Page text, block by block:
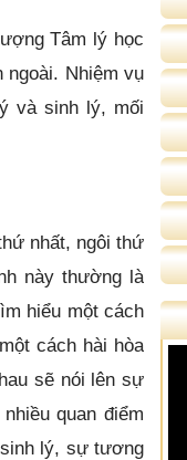
Tâm lý học
Nhiệm vụ
và sinh lý, mối
nhất, ngôi thứ
này thường là
hiểu một cách
cách hài hòa
sẽ nói lên sự
quan điểm
lý, sự tương